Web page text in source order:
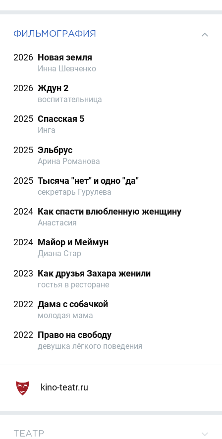
ФИЛЬМОГРАФИЯ
2026 Новая земля
Инна Шевченко
2026 Ждун 2
воспитательница
2025 Спасская 5
Инга
2025 Эльбрус
Арина Романова
2025 Тысяча "нет" и одно "да"
секретарь Гурулева
2024 Как спасти влюбленную женщину
Анастасия
2024 Майор и Меймун
Диана Стар
2023 Как друзья Захара женили
гостья в ресторане
2022 Дама с собачкой
молодая мама
2022 Право на свободу
девушка лёгкого поведения
kino-teatr.ru
ТЕАТР